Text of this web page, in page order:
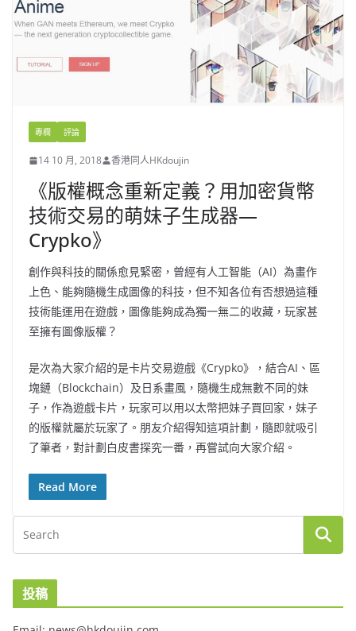
專欄 評論
14 10 月, 2018 香港同人HKdoujin
《版權概念重新定義？用加密貨幣
技術交易的萌妹子生成器—
Crypko》
創作與科技的關係愈見緊密，曾經有人工智能（AI）為畫作
上色、能夠隨機生成圖像的科技，但不知各位有否想過這種
技術能運用在遊戲，圖像能夠成為獨一無二的收藏，玩家甚
至擁有圖像版權？
是次為大家介紹的是卡片交易遊戲《Crypko》，結合AI、區
塊鏈（Blockchain）及日系畫風，隨機生成無數不同的妹
子，作為遊戲卡片，玩家可以用以太幣把妹子買回家，妹子
的版權就屬於玩家了。朋友介紹得知這項計劃，隨即就吸引
了筆者，對計劃白皮書探究一番，再嘗試向大家介紹。
Read More
投稿